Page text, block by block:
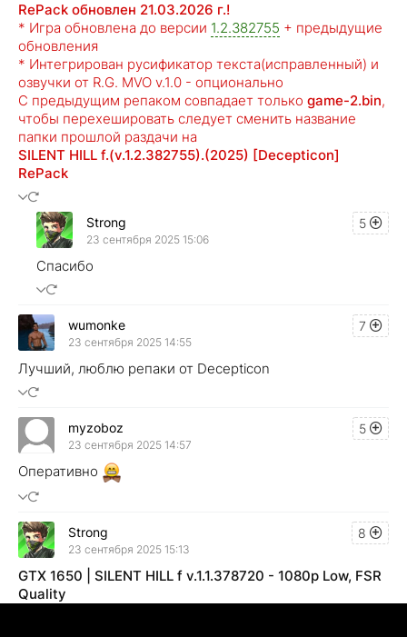
RePack обновлен 21.03.2026 г.!
* Игра обновлена до версии 1.2.382755 + предыдущие
обновления
* Интегрирован русификатор текста(исправленный) и
озвучки от R.G. MVO v.1.0 - опционально
С предыдущим репаком совпадает только game-2.bin,
чтобы перехешировать следует сменить название
папки прошлой раздачи на
SILENT HILL f.(v.1.2.382755).(2025) [Decepticon]
RePack
5
Strong
23 сентября 2025 15:06
Спасибо
7
wumonke
23 сентября 2025 14:55
Лучший, люблю репаки от Decepticon
5
myzoboz
23 сентября 2025 14:57
Оперативно
8
Strong
23 сентября 2025 15:13
GTX 1650 | SILENT HILL f v.1.1.378720 - 1080p Low, FSR
Quality